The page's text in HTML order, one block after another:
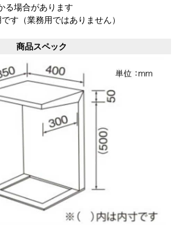
る場合があります
す（業務用ではありません）
商品スペック